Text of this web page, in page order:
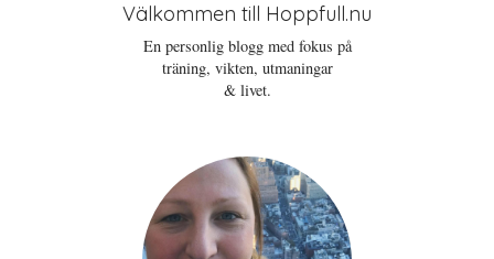
Välkommen till Hoppfull.nu
En personlig blogg med fokus på
träning, vikten, utmaningar
& livet.